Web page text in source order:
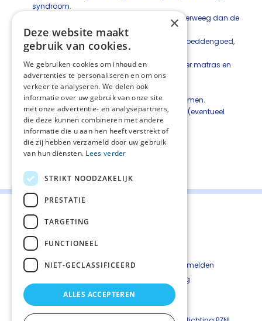
syndroom.
Indien koorts gepaard gaat met zweten, overweeg dan de
volgende maatregelen:
Gebruik katoenen of bamboekleding en beddengoed,
regelmatig verschonen.
Leg een molton (indien beschikbaar) over matras en
kussen.
Gebruik geen plastic onderleggers.
Probeer huidirritatie en smetten te voorkomen.
Zorg voor voldoende inname van vocht (eventueel
subcutaan of intraveneus).
Deel deze pagina:
Contact
Kwetsbaarheid melden
Privacyverkaring
Disclaimer
×
Deze website maakt
gebruik van cookies.
We gebruiken cookies om inhoud en
advertenties te personaliseren en om ons
verkeer te analyseren. We delen ook
informatie over uw gebruik van onze site
met onze advertentie- en analysepartners,
die deze kunnen combineren met andere
informatie die u aan hen heeft verstrekt of
die zij hebben verzameld door uw gebruik
van hun diensten. Lees verder
STRIKT NOODZAKELIJK
PRESTATIE
TARGETING
FUNCTIONEEL
NIET-GECLASSIFICEERD
ALLES ACCEPTEREN